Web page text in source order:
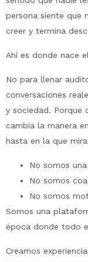
persona siente que
creer y termina
Ahí es donde nace
No para llenar
conversaciones
y sociedad. Porque
cambia la manera
hasta en la que
No somos
No somos
No somos
Somos una
época donde todo
Creamos